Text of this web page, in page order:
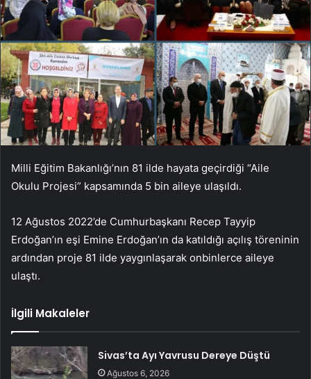
Milli Eğitim Bakanlığı’nın 81 ilde hayata geçirdiği “Aile
Okulu Projesi” kapsamında 5 bin aileye ulaşıldı.
12 Ağustos 2022’de Cumhurbaşkanı Recep Tayyip
Erdoğan’ın eşi Emine Erdoğan’ın da katıldığı açılış töreninin
ardından proje 81 ilde yaygınlaşarak onbinlerce aileye
ulaştı.
İlgili Makaleler
Sivas’ta Ayı Yavrusu Dereye Düştü
Ağustos 6, 2026